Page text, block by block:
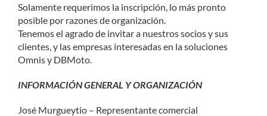
Presentación del Portal de Servicios al Constructor e
Preguntas y respuestas
18H40
Refrigerio
Solamente requerimos la inscripción, lo más pronto
posible por razones de organización.
Tenemos el agrado de invitar a nuestros socios y sus
clientes, y las empresas interesadas en la soluciones
Omnis y DBMoto.
INFORMACIÓN GENERAL YORGANIZACIÓN
José Murgueytio – Representante comercial